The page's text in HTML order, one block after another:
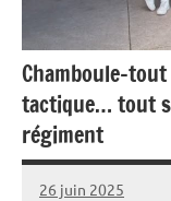
Chamboule-
tactique… tout
régiment
26 juin 2025